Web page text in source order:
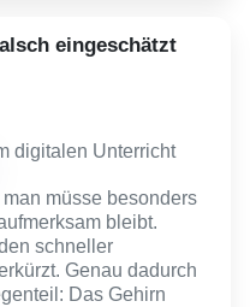
eingeschätzt
digitalen Unterricht
müsse besonders
bleibt.
schneller
Genau dadurch
Das Gehirn